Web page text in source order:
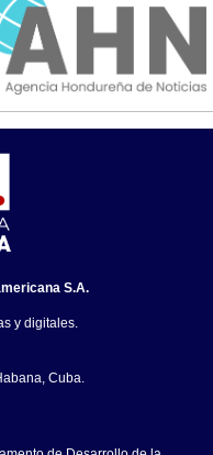
S.A.
y digitales.
Cuba.